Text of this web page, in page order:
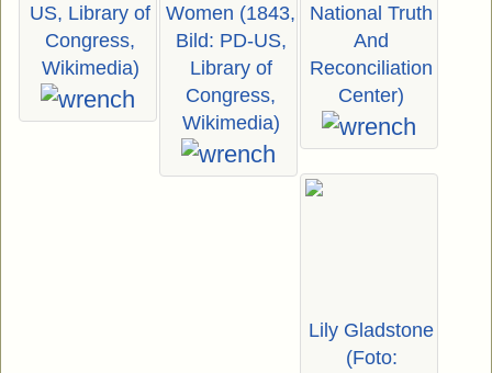
US, Library of
Congress,
Wikimedia)
Women (1843,
Bild: PD-US,
Library of
Congress,
Wikimedia)
National Truth
And
Reconciliation
Center)
Lily Gladstone
(Foto: